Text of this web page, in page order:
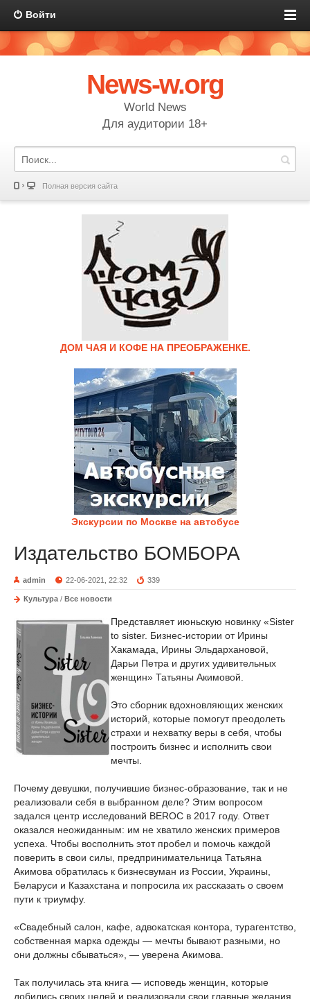
Войти
News-w.org
World News
Для аудитории 18+
Полная версия сайта
ДОМ ЧАЯ И КОФЕ НА ПРЕОБРАЖЕНКЕ.
Экскурсии по Москве на автобусе
Издательство БОМБОРА
admin 22-06-2021, 22:32 339
Культура / Все новости
Представляет июньскую новинку «Sister
to sister. Бизнес-истории от Ирины
Хакамада, Ирины Эльдархановой,
Дарьи Петра и других удивительных
женщин» Татьяны Акимовой.
Это сборник вдохновляющих женских
историй, которые помогут преодолеть
страхи и нехватку веры в себя, чтобы
построить бизнес и исполнить свои
мечты.
Почему девушки, получившие бизнес-образование, так и не
реализовали себя в выбранном деле? Этим вопросом
задался центр исследований BEROC в 2017 году. Ответ
оказался неожиданным: им не хватило женских примеров
успеха. Чтобы восполнить этот пробел и помочь каждой
поверить в свои силы, предпринимательница Татьяна
Акимова обратилась к бизнесвуман из России, Украины,
Беларуси и Казахстана и попросила их рассказать о своем
пути к триумфу.
«Свадебный салон, кафе, адвокатская контора, турагентство,
собственная марка одежды — мечты бывают разными, но
они должны сбываться», — уверена Акимова.
Так получилась эта книга — исповедь женщин, которые
добились своих целей и реализовали свои главные желания.